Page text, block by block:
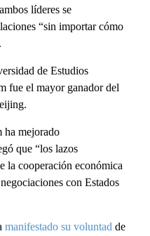
líderes se
“sin importar cómo
de Estudios
fue el mayor ganador del
ha mejorado
que “los lazos
la cooperación económica
con Estados
manifestado su voluntad de